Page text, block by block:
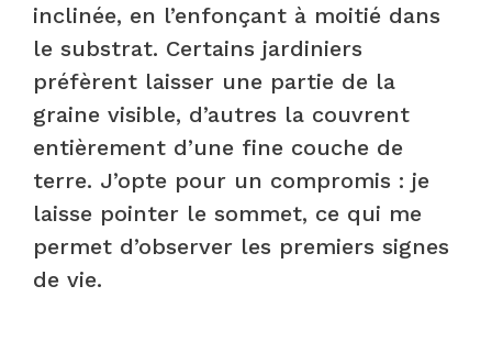
inclinée, en l’enfonçant à moitié dans
le substrat. Certains jardiniers
préfèrent laisser une partie de la
graine visible, d’autres la couvrent
entièrement d’une fine couche de
terre. J’opte pour un compromis : je
laisse pointer le sommet, ce qui me
permet d’observer les premiers signes
de vie.